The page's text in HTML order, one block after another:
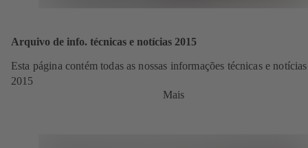
Arquivo de info. técnicas e notícias 2015
Esta página contém todas as nossas informações técnicas e
2015
Mais